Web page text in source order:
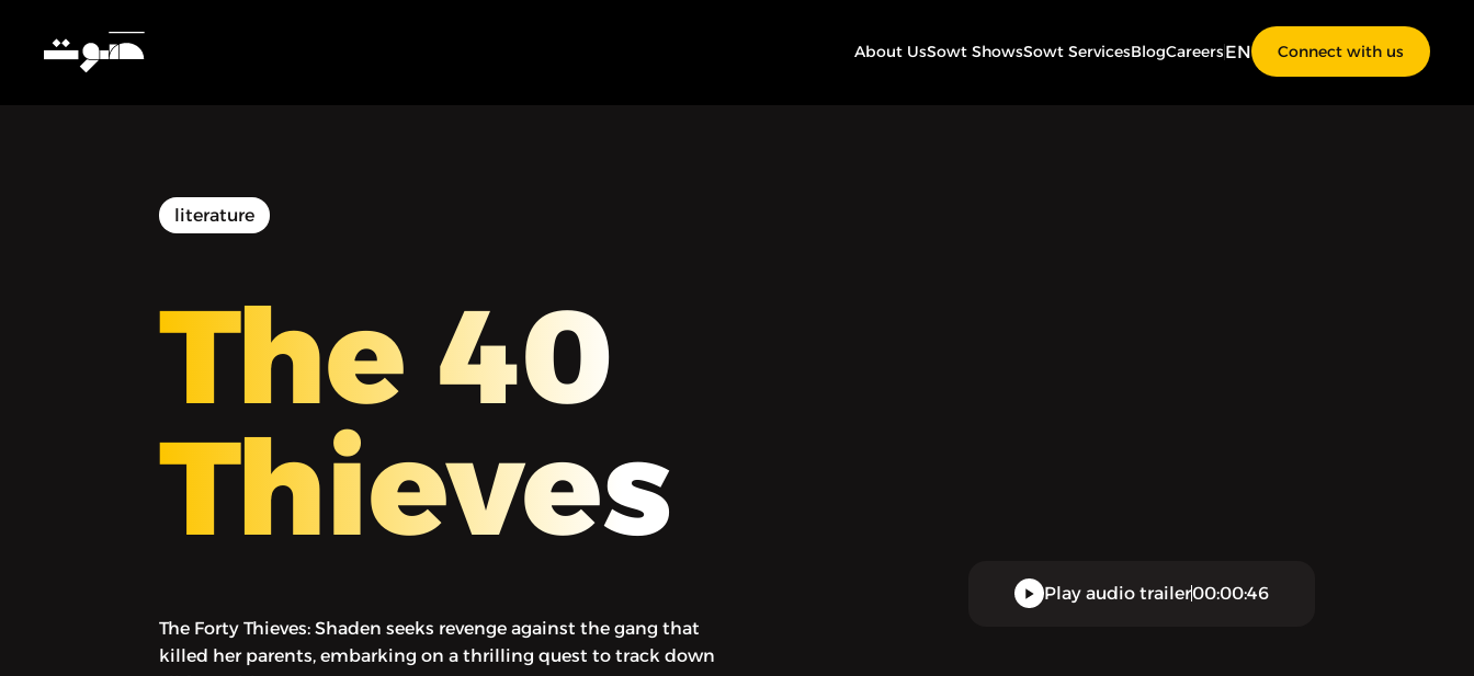
About UsSowt ShowsSowt ServicesBlogCareersEN Connect with us
literature
The 40
Thieves
The Forty Thieves: Shaden seeks revenge against the gang that
killed her parents, embarking on a thrilling quest to track down
Play audio trailer00:00:46